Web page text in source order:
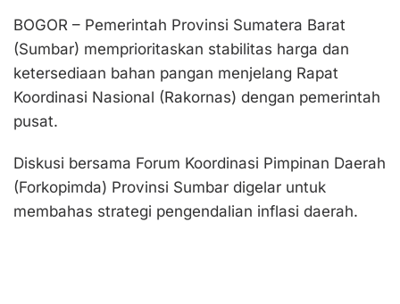
BOGOR – Pemerintah Provinsi Sumatera Barat
(Sumbar) memprioritaskan stabilitas harga dan
ketersediaan bahan pangan menjelang Rapat
Koordinasi Nasional (Rakornas) dengan pemerintah
pusat.
Diskusi bersama Forum Koordinasi Pimpinan Daerah
(Forkopimda) Provinsi Sumbar digelar untuk
membahas strategi pengendalian inflasi daerah.